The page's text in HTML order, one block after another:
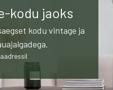
kodu jaoks
kodu vintage ja